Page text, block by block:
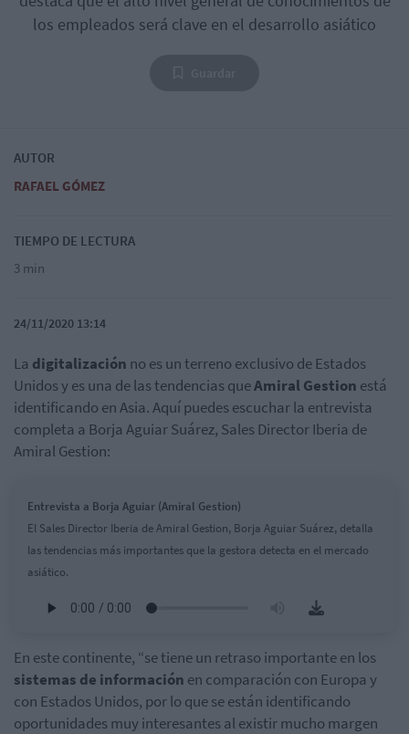
los empleados será clave en el desarrollo asiático
AUTOR
RAFAEL GÓMEZ
TIEMPO DE LECTURA
3 min
24/11/2020 13:14
La digitalización no es un terreno exclusivo de Estados
Unidos y es una de las tendencias queAmiral Gestion está
identificando en Asia. Aquí puedes escuchar la entrevista
completa a Borja Aguiar Suárez, Sales Director Iberia de
Amiral Gestion:
Entrevista a Borja Aguiar (Amiral Gestion)
El Sales Director Iberia de Amiral Gestion, Borja Aguiar Suárez, detalla
las tendencias más importantes que la gestora detecta en el mercado
asiático.
En este continente, “se tiene un retraso importante en los
sistemas de información en comparación con Europa y
con Estados Unidos, por lo que se están identificando
oportunidades muy interesantes al existir mucho margen